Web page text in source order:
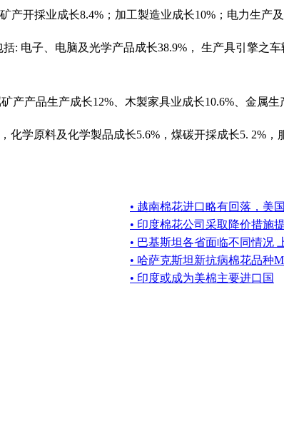
开採业成长8.4%；加工製造业成长10%；电力生产
: 电子、电脑及光学产品成长38.9%， 生产具引擎之
产品生产成长12%、木製家具业成长10.6%、金属生
学原料及化学製品成长5.6%，煤碳开採成长5. 2%，
• 越南棉花进口略有回落，美
• 印度棉花公司采取降价措施
• 巴基斯坦各省面临不同情况
• 哈萨克斯坦新抗病棉花品种
• 印度或成为美棉主要进口国